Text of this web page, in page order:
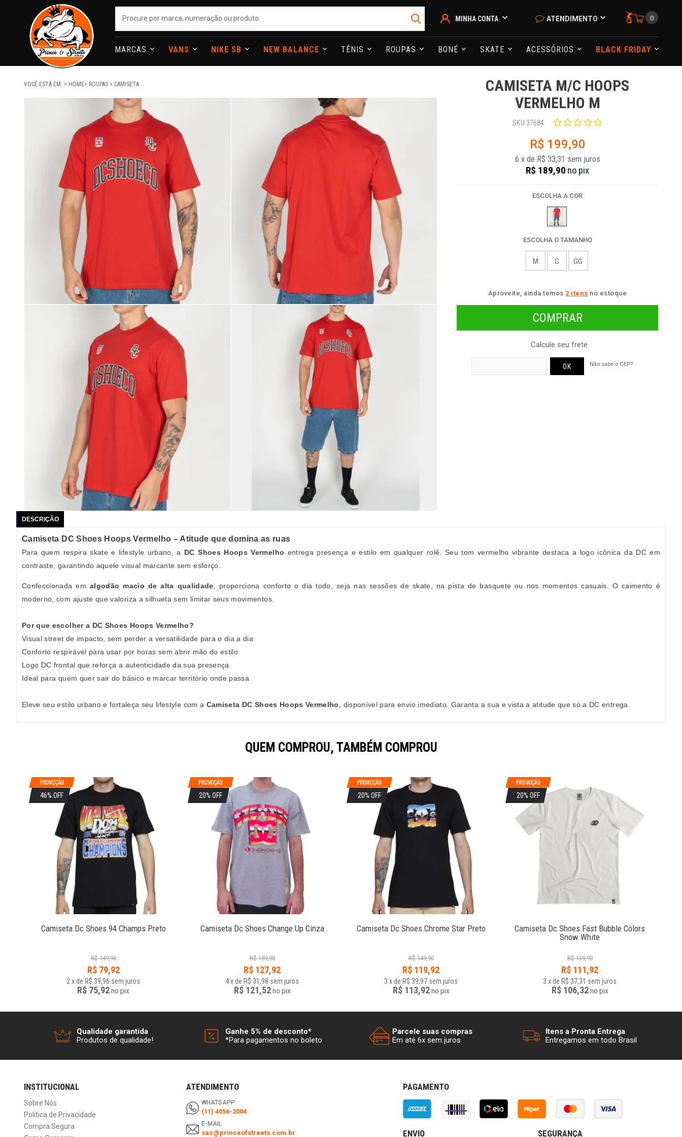
MINHA CONTA ATENDIMENTO 0
MARCAS VANS NIKE SB NEW BALANCE TÊNIS ROUPAS BONÉ SKATE ACESSÓRIOS BLACK FRIDAY
VOCÊ ESTÁ EM: HOME ROUPAS CAMISETA
CAMISETA M/C HOOPS
VERMELHO M
SKU 37684
R$ 199,90
6 x de R$ 33,31 sem juros
R$ 189,90 no pix
ESCOLHA A COR
ESCOLHA O TAMANHO
M G GG
Aproveite, ainda temos 2 itens no estoque
Calcule seu frete
Não sabe o CEP?
DESCRIÇÃO
Camiseta DC Shoes Hoops Vermelho – Atitude que domina as ruas
Para quem respira skate e lifestyle urbano, a DC Shoes Hoops Vermelho entrega presença e estilo em qualquer rolê. Seu tom vermelho vibrante destaca a logo icônica da DC em
contraste, garantindo aquele visual marcante sem esforço.
Confeccionada em algodão macio de alta qualidade, proporciona conforto o dia todo, seja nas sessões de skate, na pista de basquete ou nos momentos casuais. O caimento é
moderno, com ajuste que valoriza a silhueta sem limitar seus movimentos.
Por que escolher a DC Shoes Hoops Vermelho?
Visual street de impacto, sem perder a versatilidade para o dia a dia
Conforto respirável para usar por horas sem abrir mão do estilo
Logo DC frontal que reforça a autenticidade da sua presença
Ideal para quem quer sair do básico e marcar território onde passa
Eleve seu estilo urbano e fortaleça seu lifestyle com a Camiseta DC Shoes Hoops Vermelho, disponível para envio imediato. Garanta a sua e vista a atitude que só a DC entrega.
QUEM COMPROU, TAMBÉM COMPROU
46% OFF
Camiseta Dc Shoes 94 Champs Preto
R$ 149,90
R$ 79,92
2xde R$ 39,96 sem juros
R$ 75,92no pix
20% OFF
Camiseta Dc Shoes Change Up Cinza
R$ 159,90
R$ 127,92
4xde R$ 31,98 sem juros
R$ 121,52no pix
20% OFF
Camiseta Dc Shoes Chrome Star Preto
R$ 149,90
R$ 119,92
3 xde R$ 39,97 sem juros
R$ 113,92no pix
20% OFF
Camiseta Dc Shoes Fast Bubble Colors
Snow White
R$ 139,90
R$ 111,92
3 xde R$ 37,31 sem juros
R$ 106,32no pix
Qualidade garantida
Produtos de qualidade!
Ganhe 5% de desconto*
*Para pagamentos no boleto
Parcele suas compras
Em até 6x sem juros
Itens a Pronta Entrega
Entregamos em todo Brasil
INSTITUCIONAL
Sobre Nós
Política de Privacidade
Compra Segura
ATENDIMENTO
WHATSAPP
(11) 4056-2004
E-MAIL
sac@princeofstreets.com.br
PAGAMENTO
ENVIO SEGURANÇA